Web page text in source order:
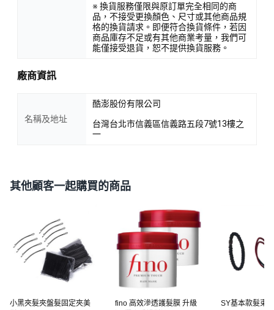
※ 換貨服務僅限與原訂單完全相同的商
品，不接受更換顏色、尺寸或其他商品規
格的換貨請求。即便符合換貨條件，若因
商品庫存不足或有其他商業考量，我們可
能僅接受退貨，恕不提供換貨服務。
廠商資訊
名稱及地址
酷澎股份有限公司
台灣台北市信義區信義路五段7號13樓之
一
其他顧客一起購買的商品
小黑夾髮夾盤髮固定夾美
fino 高效滲透護髮膜 升級
SY基本款髮束